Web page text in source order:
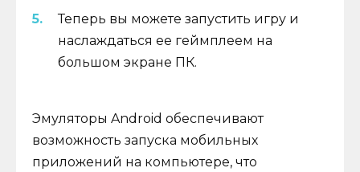
Теперь вы можете запустить игру и
наслаждаться ее геймплеем на
большом экране ПК.
Эмуляторы Android обеспечивают
возможность запуска мобильных
приложений на компьютере, что